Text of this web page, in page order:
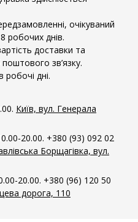
очікуваний
робочих днів.
доставки та
зв’язку.
робочі дні.
Київ, вул. Генерала
20.00. +380 (93) 092 02
Борщагівка, вул.
20.00. +380 (96) 120 50
дорога, 110